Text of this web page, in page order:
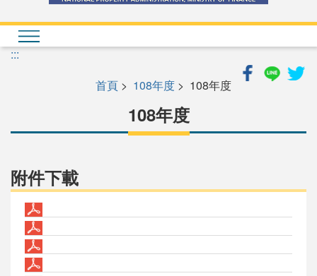
:::
首頁 > 108年度 > 108年度
108年度
附件下載